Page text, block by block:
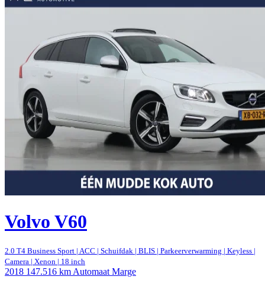
Volvo V60
2.0 T4 Business Sport | ACC | Schuifdak | BLIS | Parkeerverwarming | Keyless |
Camera | Xenon | 18 inch
2018 147.516 km Automaat Marge